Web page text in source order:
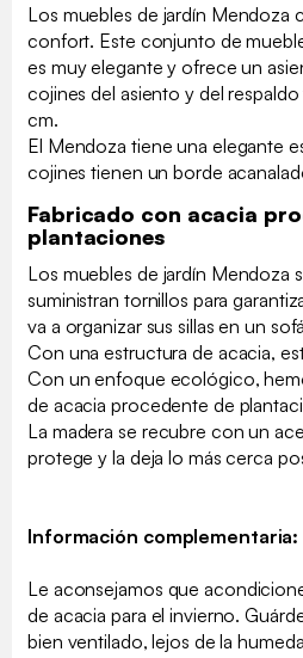
Los muebles de jardín Mendoza
confort. Este conjunto de
es muy elegante y ofrece un
cojines del asiento y del
cm.
El Mendoza tiene una elegante
cojines tienen un borde
Fabricado con acacia
plantaciones
Los muebles de jardín Mendoza
suministran tornillos para
va a organizar sus sillas en un
Con una estructura de acacia,
Con un enfoque ecológico,
de acacia procedente de
La madera se recubre con un
protege y la deja lo más cerca
Información complementaria:
Le aconsejamos que
de acacia para el invierno.
bien ventilado, lejos de la